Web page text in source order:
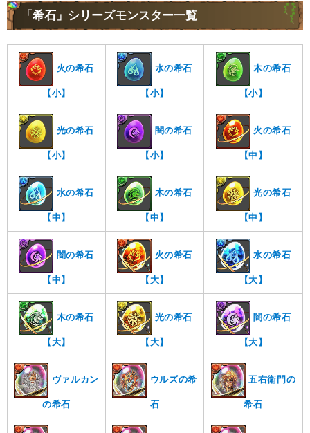
「希石」シリーズモンスター一覧
火の希石
【小】
水の希石
【小】
木の希石
【小】
光の希石
【小】
闇の希石
【小】
火の希石
【中】
水の希石
【中】
木の希石
【中】
光の希石
【中】
闇の希石
【中】
火の希石
【大】
水の希石
【大】
木の希石
【大】
光の希石
【大】
闇の希石
【大】
ヴァルカン
の希石
ウルズの希
石
五右衛門の
希石